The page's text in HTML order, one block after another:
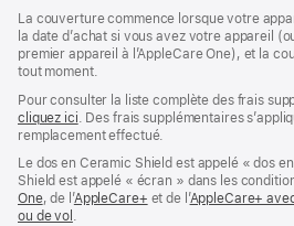
La couverture commence lorsque votre
la date d’achat si vous avez votre appareil
premier appareil à l’AppleCare One), et la
tout moment.
Pour consulter la liste complète des frais
cliquez ici (s’ouvre
dans
nouvelle
fenêtre)
. Des frais supplémentaires
remplacement effectué.
Le dos en Ceramic Shield est appelé « dos
Shield est appelé « écran » dans les
One(s’ouvre
dans
, de l’AppleCare+ (s’ouvre
et de l’AppleCare+
ou de vol (s’ouvre
.